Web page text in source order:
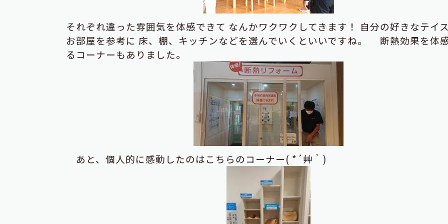
それぞれ違った雰囲気を体感できて なんかワクワクしてきます！
自分の好きなテイ
お部屋を参考に 床、棚、キッチンなどを選んでいくといいですね。
断熱効果を体
るコーナーもありました。
あと、個人的に感動したのはこちらのコーナー( *´艸｀)